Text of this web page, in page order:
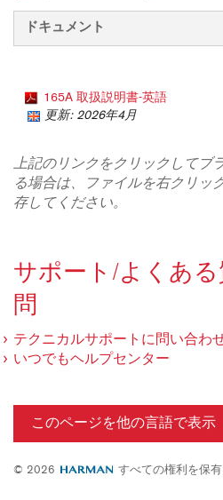
言語/地域
ドキュメント
165A 取扱説明書-英語
更新: 2026年4月
上記のリンクをクリックしてブ
る場合は、ファイルを右クリッ
存してください。
サポート/よくある
問
テクニカルサポートに問い合わ
いつでもヘルプセンター
このページを他の言語で表示
© 2026 すべての権利を保有